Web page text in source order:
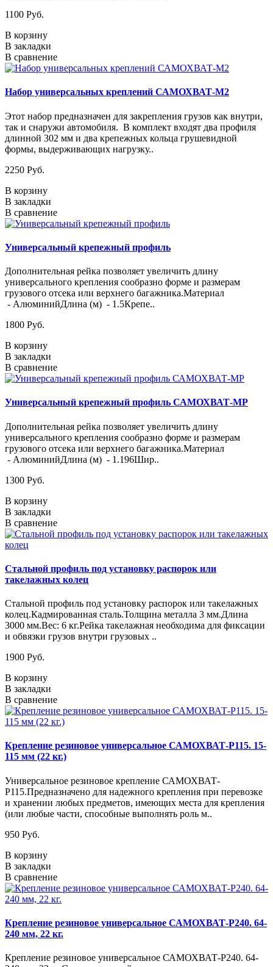
1100 Руб.
В корзину
В закладки
В сравнение
Набор универсальных креплений САМОХВАТ-М2
Этот набор предназначен для закрепления грузов как внутри,
так и снаружи автомобиля. В комплект входят два профиля
длинной 302 мм и два крепежных кольца грушевидной
формы, выдерживающих нагрузку..
2250 Руб.
В корзину
В закладки
В сравнение
Универсальный крепежный профиль
Дополнительная рейка позволяет увеличить длину
универсального крепления сообразно форме и размерам
грузового отсека или верхнего багажника.Материал
- АлюминийДлина (м) - 1.5Крепе..
1800 Руб.
В корзину
В закладки
В сравнение
Универсальный крепежный профиль САМОХВАТ-МР
Дополнительная рейка позволяет увеличить длину
универсального крепления сообразно форме и размерам
грузового отсека или верхнего багажника.Материал
- АлюминийДлина (м) - 1.196Шир..
1300 Руб.
В корзину
В закладки
В сравнение
Стальной профиль под установку распорок или
такелажных колец
Стальной профиль под установку распорок или такелажных
колец.Кадмированная сталь.Толщина металла 3 мм.Длина
3000 мм.Вес: 6 кг.Рейка такелажная необходима для фиксации
и обвязки грузов внутри грузовых ..
1900 Руб.
В корзину
В закладки
В сравнение
Крепление резиновое универсальное САМОХВАТ-Р115. 15-
115 мм (22 кг.)
Универсальное резиновое крепление САМОХВАТ-
Р115.Предназначено для надежного крепления при перевозке
и хранении любых предметов, имеющих места для крепления
(или любые части, способные выполнять роль м..
950 Руб.
В корзину
В закладки
В сравнение
Крепление резиновое универсальное САМОХВАТ-Р240. 64-
240 мм, 22 кг.
Крепление резиновое универсальное САМОХВАТ-Р240. 64-